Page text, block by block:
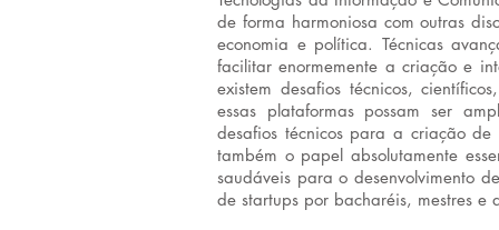
de forma harmoniosa com outras
economia e política. Técnicas
facilitar enormemente a criação e
existem desafios técnicos,
essas plataformas possam ser
desafios técnicos para a criação de
também o papel absolutamente
saudáveis para o desenvolvimento
de startups por bacharéis, mestres e